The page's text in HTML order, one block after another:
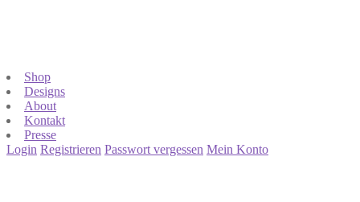
Shop
Designs
About
Kontakt
Presse
Login Registrieren Passwort vergessen Mein Konto